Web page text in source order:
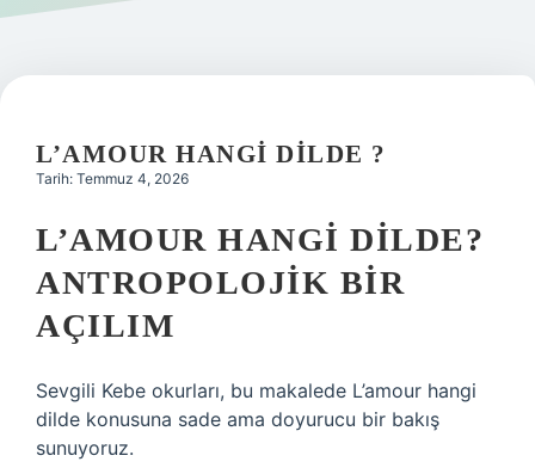
Gizlilik Politikası
Yasal Uyarı
L’AMOUR HANGI DILDE ?
Tarih: Temmuz 4, 2026
L’AMOUR HANGI DILDE?
ANTROPOLOJIK BIR
AÇILIM
Sevgili Kebe okurları, bu makalede L’amour hangi
dilde konusuna sade ama doyurucu bir bakış
sunuyoruz.